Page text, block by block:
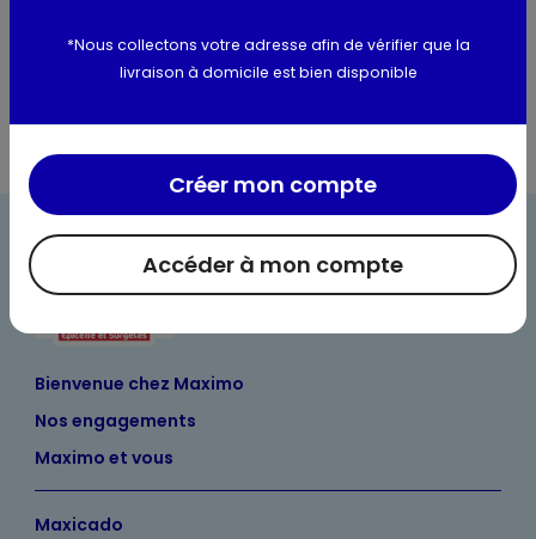
Informations complémentaires
Bienvenue chez Maximo
Nos engagements
Maximo et vous
Maxicado
*Nous collectons votre adresse afin de vérifier que la
livraison à domicile est bien disponible
Accéder à mon compte
Créer mon compte